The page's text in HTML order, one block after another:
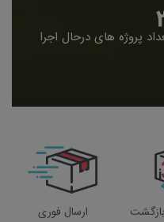
پروژه های درحال اجرا
ارسال فوری